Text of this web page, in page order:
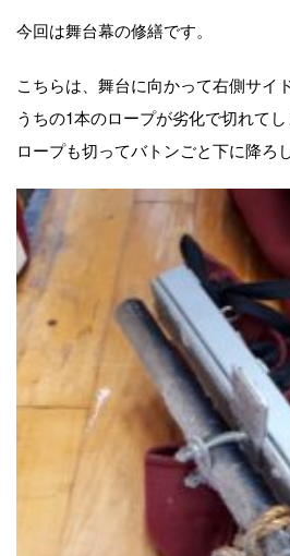
今回は舞台幕の修繕です。
こちらは、舞台に向かって右側サイ
うちの1本のロープが劣化で切れて
ロープも切ってバトンごと下に降ろ